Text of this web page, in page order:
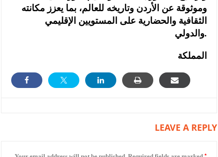
وموثوقة عن الأردن وتاريخه للعالم، بما يعزز مكانته
الثقافية والحضارية على المستويين الإقليمي
والدولي.
المملكة
LEAVE A REPLY